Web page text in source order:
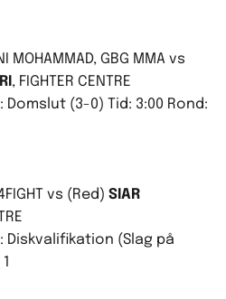
MOHAMMAD, GBG MMA vs
, FIGHTER CENTRE
(3-0) Tid: 3:00 Rond:
vs (Red) SIAR
Diskvalifikation (Slag på